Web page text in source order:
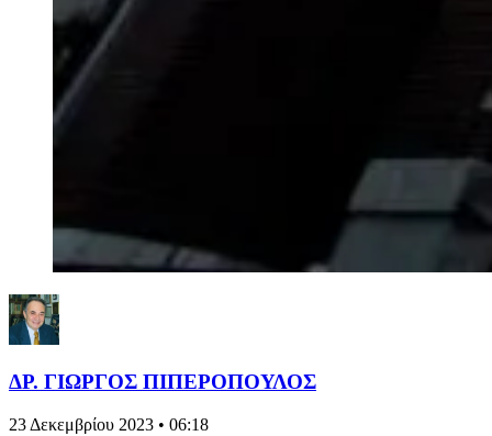
ΔΡ. ΓΙΩΡΓΟΣ ΠΙΠΕΡΟΠΟΥΛΟΣ
23 Δεκεμβρίου 2023 • 06:18